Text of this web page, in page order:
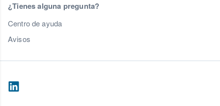
¿Tienes alguna pregunta?
Centro de ayuda
Avisos